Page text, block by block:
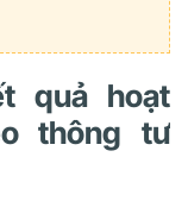
quả hoạt
thông tư